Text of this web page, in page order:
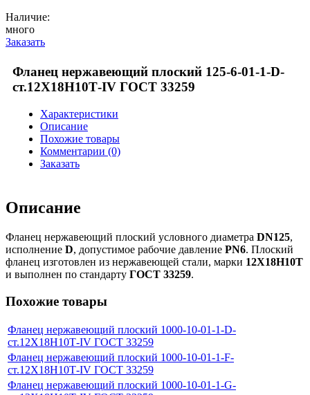
Наличие:
много
Заказать
Фланец нержавеющий плоский 125-6-01-1-D-
ст.12Х18Н10Т-IV ГОСТ 33259
Характеристики
Описание
Похожие товары
Комментарии (0)
Заказать
Описание
Фланец нержавеющий плоский условного диаметра DN125,
исполнение D, допустимое рабочие давление PN6. Плоский
фланец изготовлен из нержавеющей стали, марки 12Х18Н10Т
и выполнен по стандарту ГОСТ 33259.
Похожие товары
Фланец нержавеющий плоский 1000-10-01-1-D-
ст.12Х18Н10Т-IV ГОСТ 33259
Фланец нержавеющий плоский 1000-10-01-1-F-
ст.12Х18Н10Т-IV ГОСТ 33259
Фланец нержавеющий плоский 1000-10-01-1-G-